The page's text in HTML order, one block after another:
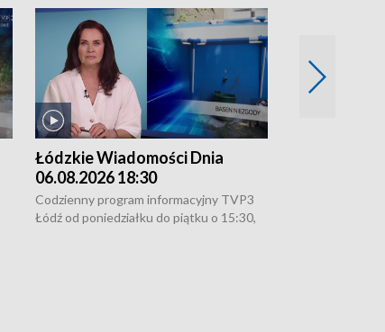
Łódzkie Wiadomości Dnia
06.08.2026 18:30
Codzienny program informacyjny TVP3
Łódź od poniedziałku do piątku o 15:30,